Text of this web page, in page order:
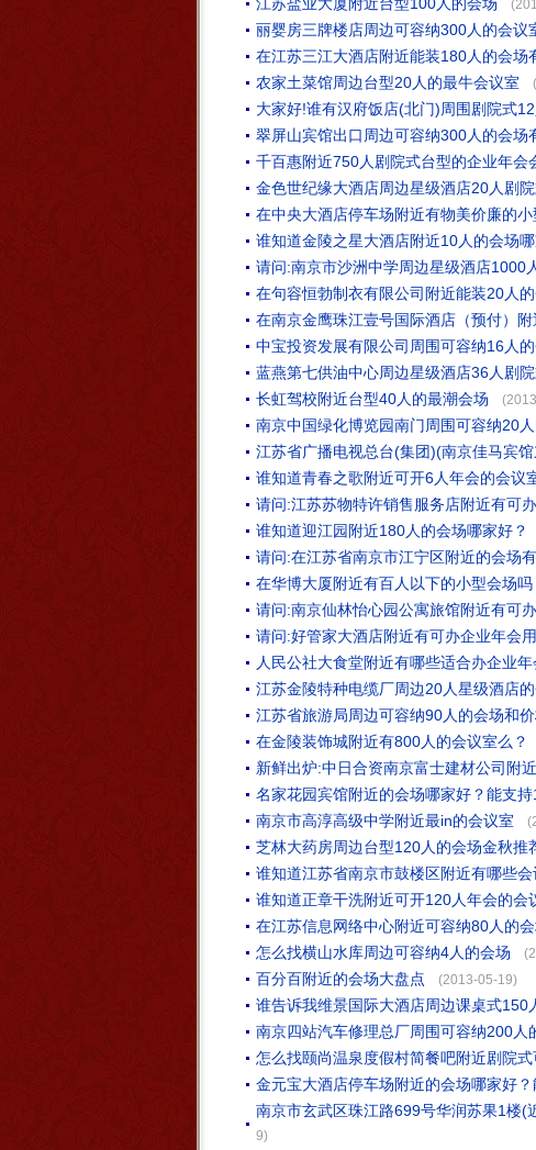
丽婴房三牌楼店周边可容纳300人的会议
在江苏三江大酒店附近能装180人的会场
农家土菜馆周边台型20人的最牛会议室
大家好!谁有汉府饭店(北门)周围剧院式
翠屏山宾馆出口周边可容纳300人的会场
千百惠附近750人剧院式台型的企业年会
金色世纪缘大酒店周边星级酒店20人剧
在中央大酒店停车场附近有物美价廉的小
谁知道金陵之星大酒店附近10人的会场哪
请问:南京市沙洲中学周边星级酒店1000
在句容恒勃制衣有限公司附近能装20人
在南京金鹰珠江壹号国际酒店（预付）
中宝投资发展有限公司周围可容纳16人
蓝燕第七供油中心周边星级酒店36人剧
长虹驾校附近台型40人的最潮会场
南京中国绿化博览园南门周围可容纳20
江苏省广播电视总台(集团)(南京佳马宾
谁知道青春之歌附近可开6人年会的会议
请问:江苏苏物特许销售服务店附近有可
谁知道迎江园附近180人的会场哪家好？
请问:在江苏省南京市江宁区附近的会场
在华博大厦附近有百人以下的小型会场吗
请问:南京仙林怡心园公寓旅馆附近有可
请问:好管家大酒店附近有可办企业年会
人民公社大食堂附近有哪些适合办企业年
江苏金陵特种电缆厂周边20人星级酒店
江苏省旅游局周边可容纳90人的会场和
在金陵装饰城附近有800人的会议室么？
新鲜出炉:中日合资南京富士建材公司附
名家花园宾馆附近的会场哪家好？能支
南京市高淳高级中学附近最in的会议室
芝林大药房周边台型120人的会场金秋推
谁知道江苏省南京市鼓楼区附近有哪些会
谁知道正章干洗附近可开120人年会的会
在江苏信息网络中心附近可容纳80人的
怎么找横山水库周边可容纳4人的会场
百分百附近的会场大盘点 (2013-05-19)
谁告诉我维景国际大酒店周边课桌式150
南京四站汽车修理总厂周围可容纳200人
怎么找颐尚温泉度假村简餐吧附近剧院
金元宝大酒店停车场附近的会场哪家好
南京市玄武区珠江路699号华润苏果1楼(
9)